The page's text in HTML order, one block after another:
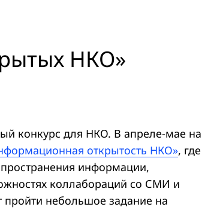
НКО»
конкурс для НКО. В апреле-мае на
открытость НКО», где
информации,
коллабораций со СМИ и
пройти небольшое задание на